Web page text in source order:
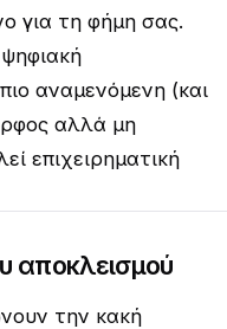
για τη φήμη σας.
αναμενόμενη (και
αλλά μη
επιχειρηματική
αποκλεισμού
την κακή